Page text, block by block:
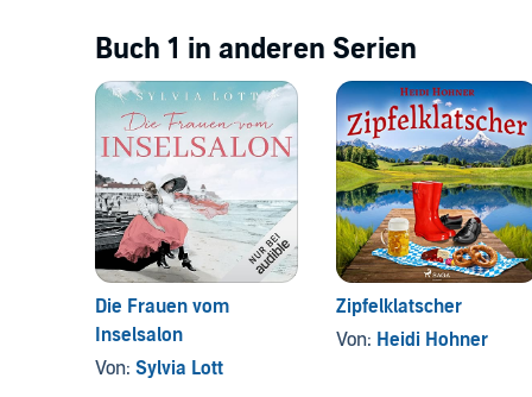
Buch 1 in anderen Serien
Die Frauen vom
Inselsalon
Von: Sylvia Lott
Zipfelklatscher
Von: Heidi Hohner